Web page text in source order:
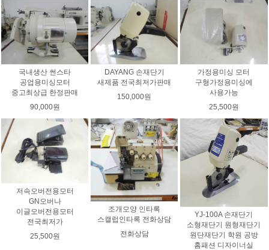
국내생산 썬스타
공업용미싱모터
중고최상급 한정판매
90,000원
DAYANG 손재단기
새제품 전국최저가판매
150,000원
가정용미싱 모터
구형가정용미싱에
사용가능
25,500원
저속오버전용모터
GN오버나
이글오버전용모터
전국최저가
25,500원
조개모양 인타록
스캘럽인타록 전화상담
전화상담
YJ-100A 손재단기
소형재단기 원형재단기
원단재단기 학원 공방
홈패션 디자이너실